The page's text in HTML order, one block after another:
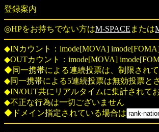
登録案内
◎HPをお持ちでない方はM-SPACE または
◆INカウント：imode[MOVA]
◆OUTカウント：imode[MOVA]
◆同一携帯による連続投票は、制限され
◆同一携帯による5連続投票は無効投票と
◆IN/OUT共にリアルタイムに集計されて
◆不正な行為は一切ございません
◆ドメイン指定されている場合は